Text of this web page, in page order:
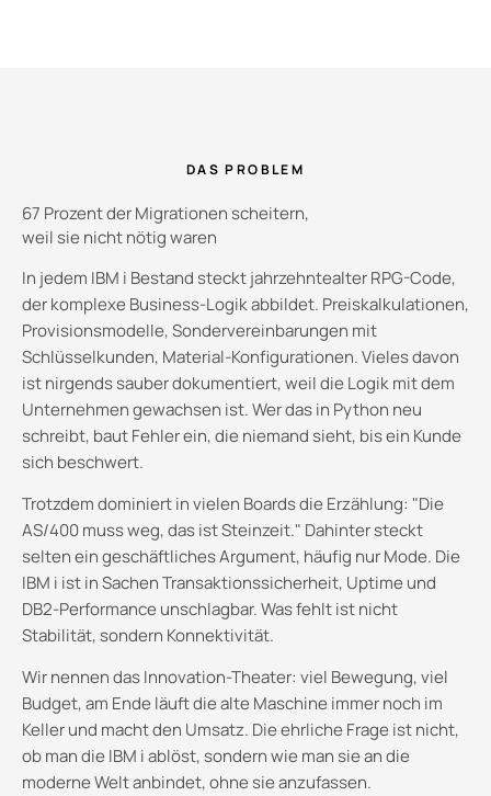
DAS PROBLEM
67 Prozent der Migrationen scheitern,
weil sie nicht nötig waren
In jedem IBM i Bestand steckt jahrzehntealter RPG-Code,
der komplexe Business-Logik abbildet. Preiskalkulationen,
Provisionsmodelle, Sondervereinbarungen mit
Schlüsselkunden, Material-Konfigurationen. Vieles davon
ist nirgends sauber dokumentiert, weil die Logik mit dem
Unternehmen gewachsen ist. Wer das in Python neu
schreibt, baut Fehler ein, die niemand sieht, bis ein Kunde
sich beschwert.
Trotzdem dominiert in vielen Boards die Erzählung: "Die
AS/400 muss weg, das ist Steinzeit." Dahinter steckt
selten ein geschäftliches Argument, häufig nur Mode. Die
IBM i ist in Sachen Transaktionssicherheit, Uptime und
DB2-Performance unschlagbar. Was fehlt ist nicht
Stabilität, sondern Konnektivität.
Wir nennen das Innovation-Theater: viel Bewegung, viel
Budget, am Ende läuft die alte Maschine immer noch im
Keller und macht den Umsatz. Die ehrliche Frage ist nicht,
ob man die IBM i ablöst, sondern wie man sie an die
moderne Welt anbindet, ohne sie anzufassen.